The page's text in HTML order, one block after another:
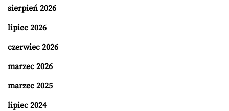
sierpień 2026
lipiec 2026
czerwiec 2026
marzec 2026
marzec 2025
lipiec 2024